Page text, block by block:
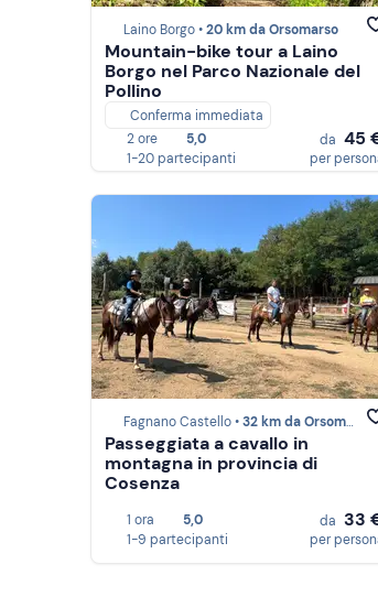
Laino Borgo •20 km da Orsomarso
Mountain-bike tour a Laino
Borgo nel Parco Nazionale del
Pollino
Conferma immediata
2 ore
5,0
1-20 partecipanti
da 45
per
Fagnano Castello •32 km da Orsomarso
Passeggiata a cavallo in
montagna in provincia di
Cosenza
1 ora
5,0
1-9 partecipanti
da 33
per